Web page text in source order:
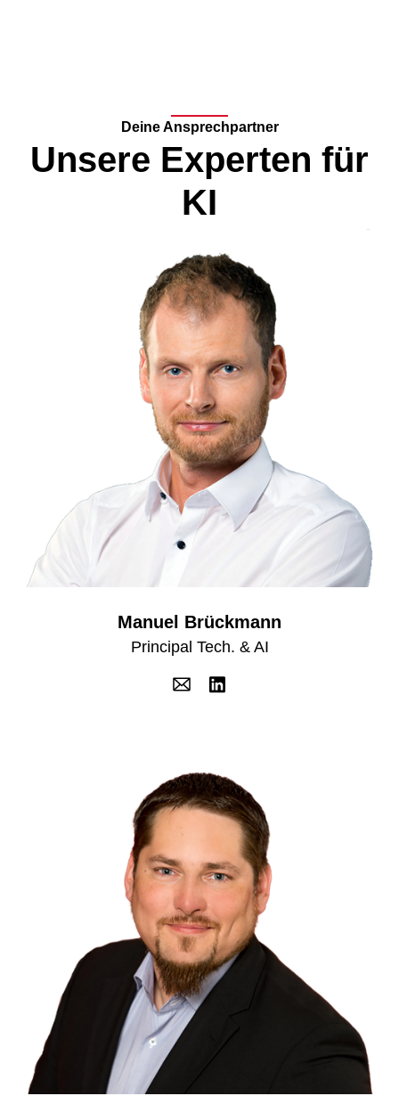
Deine Ansprechpartner
Unsere Experten für
KI
Manuel Brückmann
Principal Tech. & AI